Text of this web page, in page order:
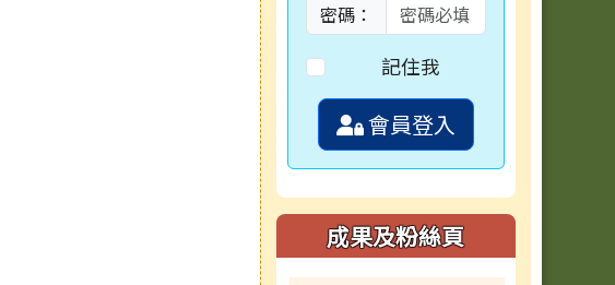
密碼：
記住我
會員登入
成果及粉絲頁